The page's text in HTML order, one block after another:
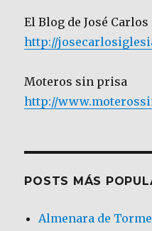
El Blog de José Carlos
http://
Moteros sin prisa
http://
POSTS MÁS
Almenara de